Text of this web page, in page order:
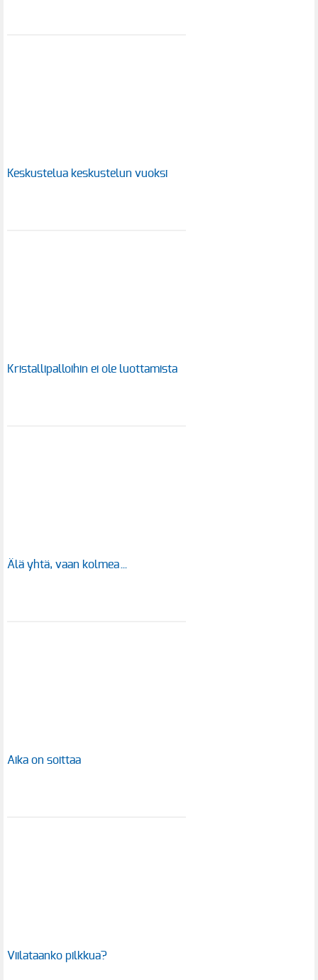
Keskustelua keskustelun vuoksi
Kristallipalloihin ei ole luottamista
Älä yhtä, vaan kolmea…
Aika on soittaa
Viilataanko pilkkua?